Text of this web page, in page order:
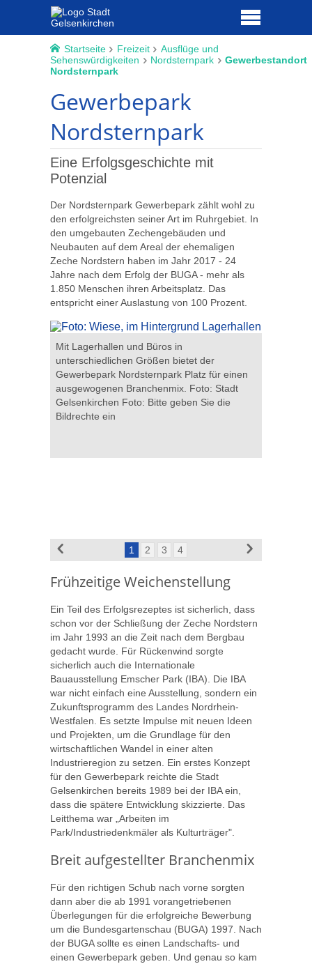
Startseite Freizeit
Ausflüge und
Sehenswürdigkeiten
Nordsternpark
Gewerbestandort
Nordsternpark
Gewerbepark
Nordsternpark
Eine Erfolgsgeschichte mit
Potenzial
Der Nordsternpark Gewerbepark zählt wohl zu
den erfolgreichsten seiner Art im Ruhrgebiet. In
den umgebauten Zechengebäuden und
Neubauten auf dem Areal der ehemaligen
Zeche Nordstern haben im Jahr 2017 - 24
Jahre nach dem Erfolg der BUGA - mehr als
1.850 Menschen ihren Arbeitsplatz. Das
entspricht einer Auslastung von 100 Prozent.
Mit Lagerhallen und Büros in
unterschiedlichen Größen bietet der
Gewerbepark Nordsternpark Platz für einen
ausgewogenen Branchenmix. Foto: Stadt
Gelsenkirchen Foto: Bitte geben Sie die
Bildrechte ein
1 2 3 4
Frühzeitige Weichenstellung
Ein Teil des Erfolgsrezeptes ist sicherlich, dass
schon vor der Schließung der Zeche Nordstern
im Jahr 1993 an die Zeit nach dem Bergbau
gedacht wurde. Für Rückenwind sorgte
sicherlich auch die Internationale
Bauausstellung Emscher Park (IBA). Die IBA
war nicht einfach eine Ausstellung, sondern ein
Zukunftsprogramm des Landes Nordrhein-
Westfalen. Es setzte Impulse mit neuen Ideen
und Projekten, um die Grundlage für den
wirtschaftlichen Wandel in einer alten
Industrieregion zu setzen. Ein erstes Konzept
für den Gewerbepark reichte die Stadt
Gelsenkirchen bereits 1989 bei der IBA ein,
dass die spätere Entwicklung skizzierte. Das
Leitthema war „Arbeiten im
Park/Industriedenkmäler als Kulturträger".
Breit aufgestellter Branchenmix
Für den richtigen Schub nach vorne sorgten
dann aber die ab 1991 vorangetriebenen
Überlegungen für die erfolgreiche Bewerbung
um die Bundesgartenschau (BUGA) 1997. Nach
der BUGA sollte es einen Landschafts- und
einen Gewerbepark geben. Und genau so kam